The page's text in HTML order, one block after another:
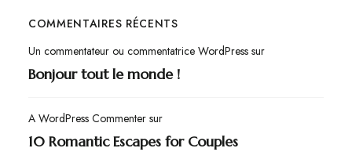
COMMENTAIRES RÉCENTS
Un commentateur ou commentatrice WordPresssur
Bonjour tout le monde !
A WordPress Commentersur
10 Romantic Escapes for Couples